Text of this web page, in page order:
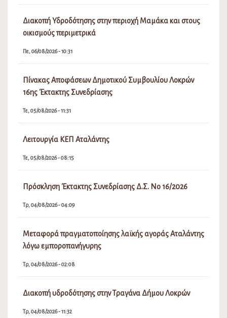
Διακοπή Υδροδότησης στην περιοχή Μαμάκα και στους
οικισμούς περιμετρικά
Πε, 06/08/2026 - 10:31
Πίνακας Αποφάσεων Δημοτικού Συμβουλίου Λοκρών
16ης Έκτακτης Συνεδρίασης
Τε, 05/08/2026 - 11:31
Λειτουργία ΚΕΠ Αταλάντης
Τε, 05/08/2026 - 08:15
Πρόσκληση Έκτακτης Συνεδρίασης Δ.Σ. Νο 16/2026
Τρ, 04/08/2026 - 04:09
Μεταφορά πραγματοποίησης λαϊκής αγοράς Αταλάντης
λόγω εμποροπανήγυρης
Τρ, 04/08/2026 - 02:08
Διακοπή υδροδότησης στην Τραγάνα Δήμου Λοκρών
Τρ, 04/08/2026 - 11:32